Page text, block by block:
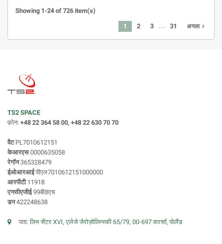
Showing 1-24 of 726 item(s)
1 2 3 … 31 अगलाnavigate_next
TS2 SPACE
फ़ोन: +48 22 364 58 00, +48 22 630 70 70
वैटPL7010612151
केआरएस0000635058
रेगॉन365328479
ईओआरआईपीएल7010612151000000
आरपीटी11918
एनसीएजीई99बी8एच
डन422248638
पता: लिम सेंटर XVI, एलेजे जेरोज़ोलिम्स्की 65/79, 00-697 वारसॉ, पोलैंड